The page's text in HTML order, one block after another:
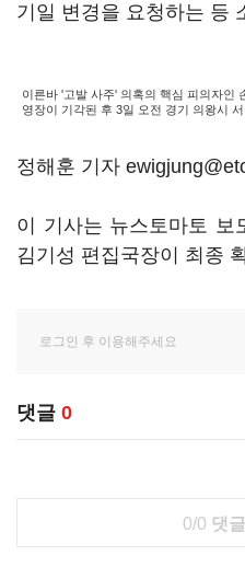
기일 변경을 요청하는 등
이른바 '고발 사주' 의혹의 핵심 피의자인
영장이 기각된 후 3일 오전 경기 의왕시
정해훈 기자
이 기사는 뉴스토마토 보
김기성 편집국장이 최종
댓글 0
0/0 댓